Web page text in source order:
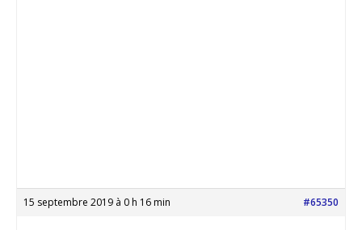
15 septembre 2019 à 0 h 16 min #65350